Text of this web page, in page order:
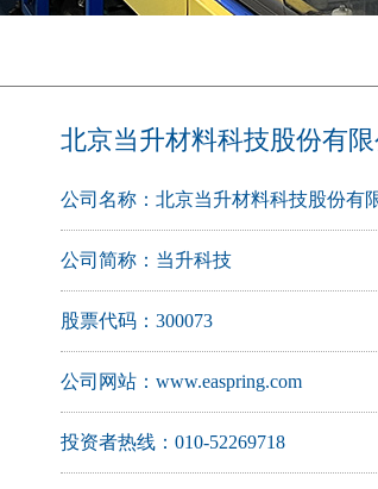
北京当升材料科技股份有限
公司名称：北京当升材料科技股份有
公司简称：当升科技
股票代码：300073
公司网站： www.easpring.com
投资者热线：010-52269718